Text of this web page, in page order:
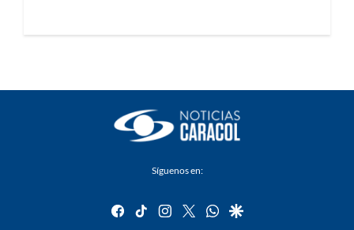
Síguenos en:
facebook
tiktok instagram
twitterwhatsapp
google